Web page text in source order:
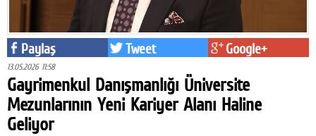
Paylaş Tweet Google+
13.05.2026 11:58
Gayrimenkul Danışmanlığı Üniversite
Mezunlarının Yeni Kariyer Alanı Haline
Geliyor